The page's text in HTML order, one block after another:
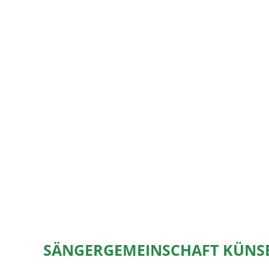
SÄNGERGEMEINSCHAFT